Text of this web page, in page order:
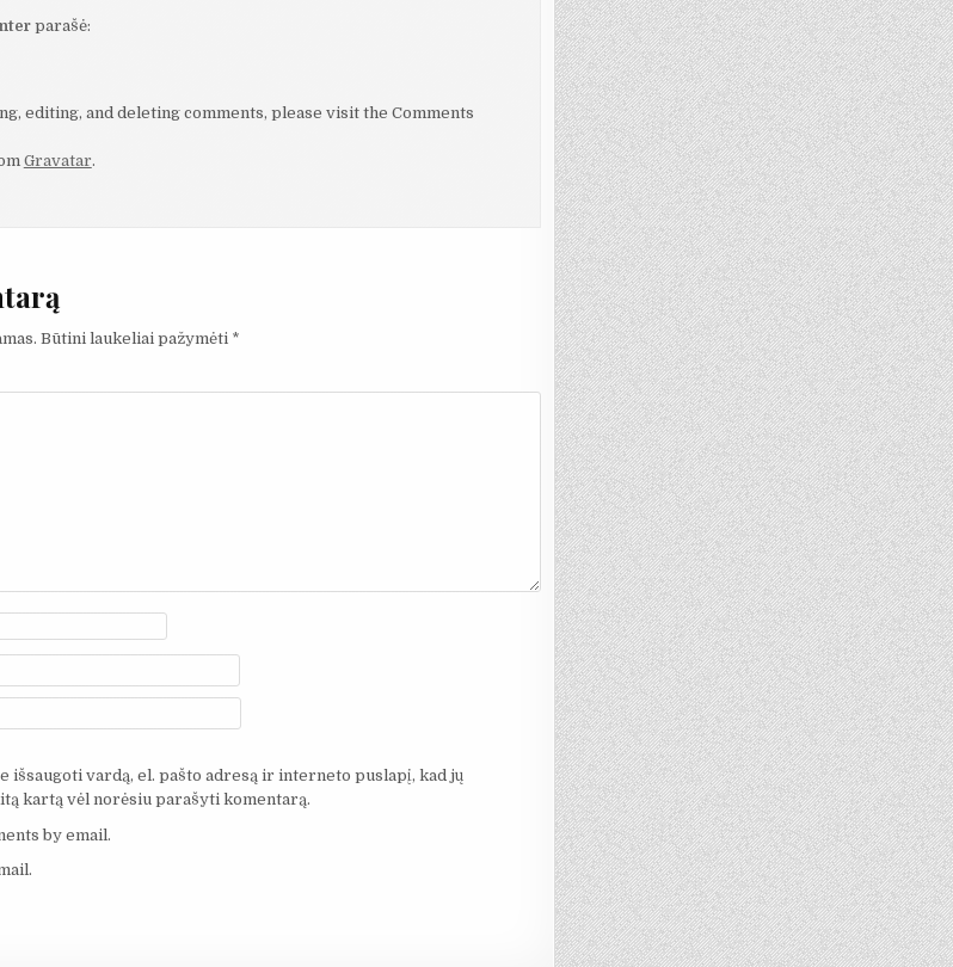
parašė:
editing, and deleting comments, please visit the Comments
Gravatar.
Būtini laukeliai pažymėti *
vardą, el. pašto adresą ir interneto puslapį, kad jų
kartą vėl norėsiu parašyti komentarą.
by email.